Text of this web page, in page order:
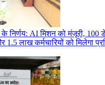
निर्णय: AI मिशन को मंजूरी, 100
1.5 लाख कर्मचारियों को मिलेगा